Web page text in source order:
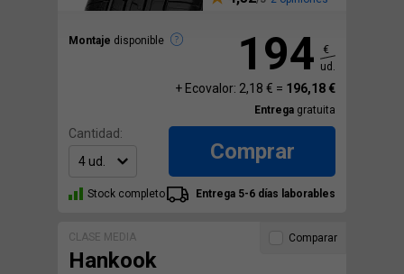
Montaje disponible 194
€
ud.
+ Ecovalor: 2,18 € = 196,18 €
Entrega gratuita
Cantidad:
Comprar
Stock completo Entrega 5-6 días laborables
CLASE MEDIA
Hankook
Comparar